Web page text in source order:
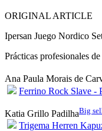
ORIGINAL ARTICLE
Ipersan Juego Nordico
Prácticas profesionales
Ana Paula Morais de
Ferrino Rock Slave -
Katia Grillo PadilhaBig
Trigema Herren